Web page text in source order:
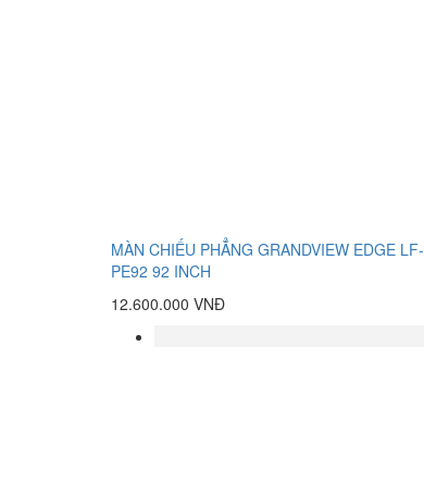
MÀN CHIẾU PHẲNG GRANDVIEW EDGE LF-
PE92 92 INCH
12.600.000 VNĐ